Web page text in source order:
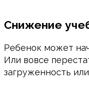
Снижение
Ребенок может
Или вовсе
загруженность